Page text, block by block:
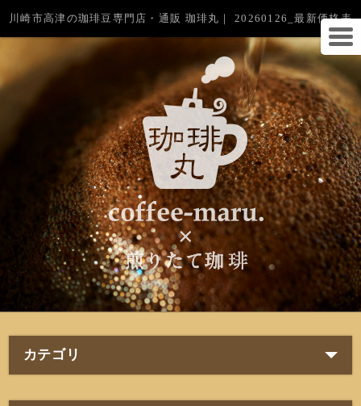
川崎市高津の珈琲豆専門店・通販 珈琲丸｜ 20260126_最新価格表
カテゴリ